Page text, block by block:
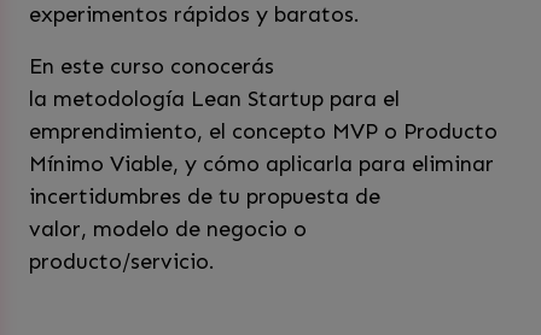
experimentos rápidos y baratos.
En este curso conocerás
la metodología Lean Startup para el
emprendimiento, el concepto MVP o Producto
Mínimo Viable, y cómo aplicarla para eliminar
incertidumbres de tu propuesta de
valor, modelo de negocio o
producto/servicio.